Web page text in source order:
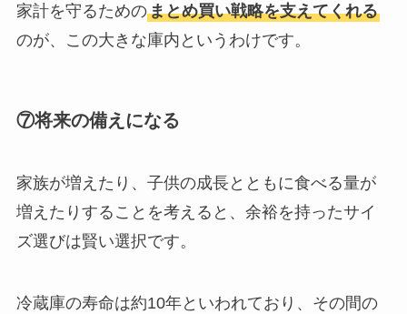
家計を守るためのまとめ買い戦略を支えてくれる
のが、この大きな庫内というわけです。
⑦将来の備えになる
家族が増えたり、子供の成長とともに食べる量が
増えたりすることを考えると、余裕を持ったサイ
ズ選びは賢い選択です。
冷蔵庫の寿命は約10年といわれており、その間の